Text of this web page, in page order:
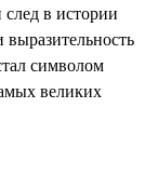
в истории
символом
великих